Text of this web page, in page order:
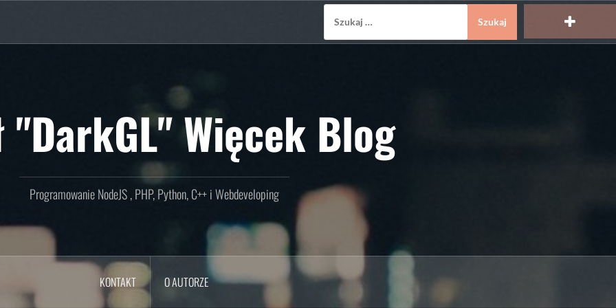
"DarkGL" Więcek Blog
Programowanie NodeJS , PHP, Python, C++ i Webdeveloping
KONTAKT O AUTORZE